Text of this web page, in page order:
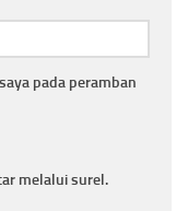
pada peramban
melalui surel.